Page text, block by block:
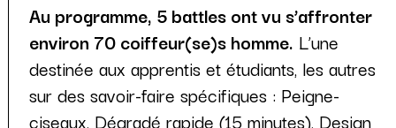
Au programme, 5 battles ont vu s’affronter
environ 70 coiffeur(se)s homme. L’une
destinée aux apprentis et étudiants, les autres
sur des savoir-faire spécifiques : Peigne-
ciseaux, Dégradé rapide (15 minutes), Design